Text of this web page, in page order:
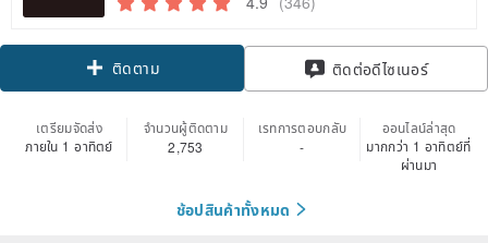
ติดตาม ติดต่อดีไซเนอร์
เตรียมจัดส่ง
ภายใน 1 อาทิตย์
จำนวนผู้ติดตาม
2,753
เรทการตอบกลับ
-
ออนไลน์ล่าสุด
มากกว่า 1 อาทิตย์ที่
ผ่านมา
ช้อปสินค้าทั้งหมด